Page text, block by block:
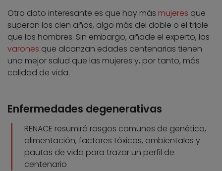
Otro dato interesante es que hay más mujeres que
superan los cien años, algo más del doble o el triple
que los hombres. Sin embargo, añade el experto, los
varones que alcanzan edades centenarias tienen
una mejor salud que las mujeres y, por tanto, más
calidad de vida.
Enfermedades degenerativas
RENACE resumirá rasgos comunes de genética,
alimentación, factores tóxicos, ambientales y
pautas de vida para trazar un perfil de
centenario